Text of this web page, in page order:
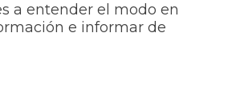
a entender el modo en
e informar de